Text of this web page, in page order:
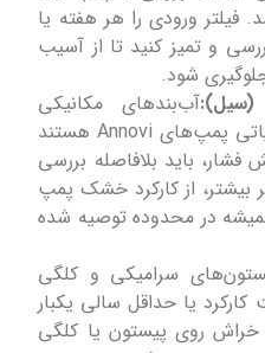
فیلتر ورودی را هر هفته یا
بررسی و تمیز کنید تا از آسیب
شود.
آب‌بندهای مکانیکی
(Mechanical Seal) بخش حیاتی پمپ‌های Annovi هستند
باید بلافاصله بررسی
از کارکرد خشک پمپ
در محدوده توصیه شده
سرامیکی و کلگی
هر ۶۰۰–۸۰۰ ساعت کارکرد یا حداقل سالی یکبار
خراش روی پیستون یا کلگی